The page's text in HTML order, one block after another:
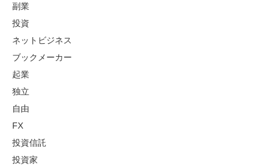
副業
投資
ネットビジネス
ブックメーカー
起業
独立
自由
FX
投資信託
投資家